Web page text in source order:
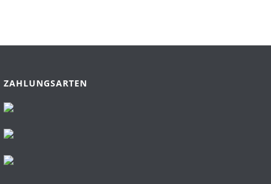
ZAHLUNGSARTEN